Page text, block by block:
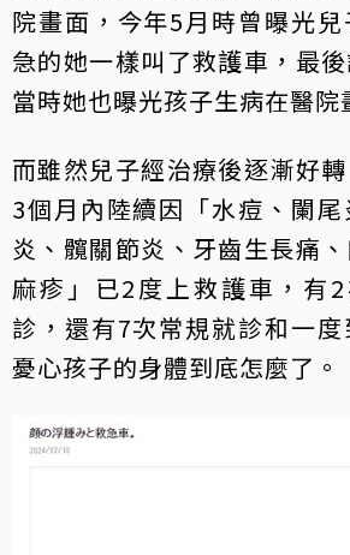
院畫面，今年5月時曾曝光
急的她一樣叫了救護車，最
當時她也曝光孩子生病在醫院
而雖然兒子經治療後逐漸好
3個月內陸續因「水痘、闌
炎、髖關節炎、牙齒生長痛
麻疹」已2度上救護車，有
診，還有7次常規就診和一度
憂心孩子的身體到底怎麼了。